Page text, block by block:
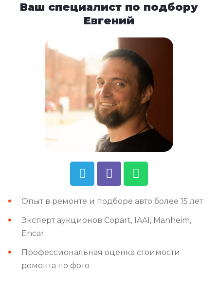
Ваш специалист по подбору
Евгений
Опыт в ремонте и подборе авто более 15 лет
Эксперт аукционов Copart, IAAI, Manheim,
Encar
Профессиональная оценка стоимости
ремонта по фото